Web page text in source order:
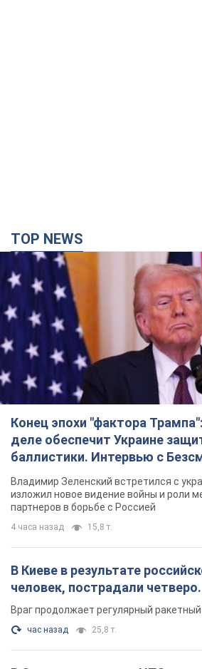
TOP NEWS
Конец эпохи "фактора
деле обеспечит Украине
баллистики. Интервью с
Владимир Зеленский встретился с
изложил новое видение войны и роли
партнеров в борьбе с Россией
4 часа назад 15,8 т.
В Киеве в результате
человек, пострадали
Враг продолжает регулярный
час назад 25,8 т.